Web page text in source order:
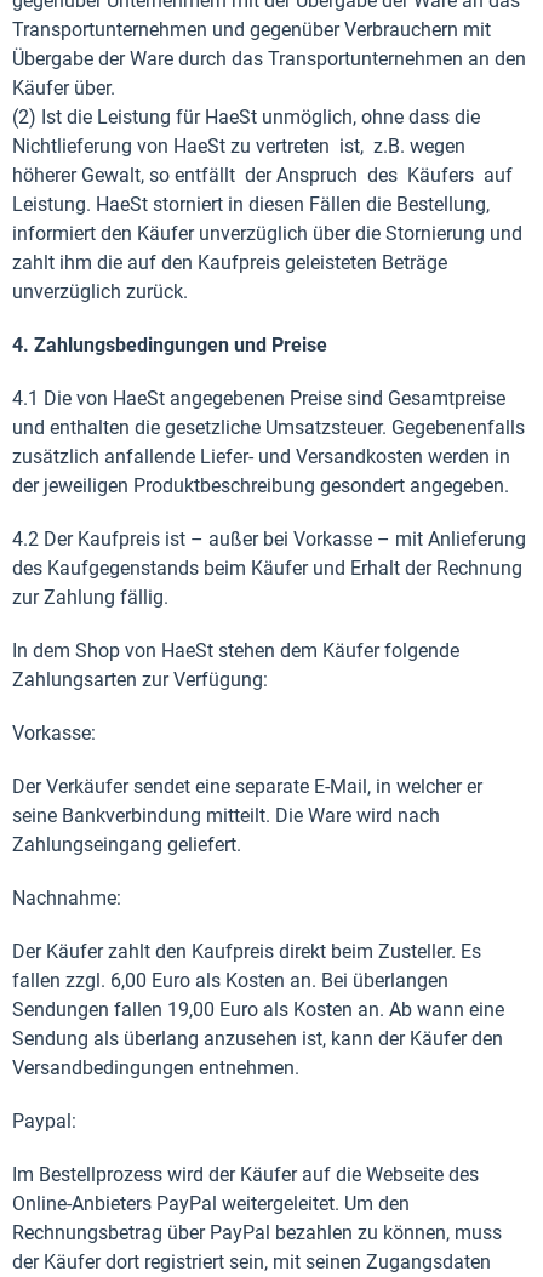
Transportunternehmen und gegenüber Verbrauchern mit
Übergabe der Ware durch das Transportunternehmen an den
Käufer über.
(2) Ist die Leistung für HaeSt unmöglich, ohne dass die
Nichtlieferung von HaeSt zu vertreten ist, z.B. wegen
höherer Gewalt, so entfällt der Anspruch des Käufers auf
Leistung. HaeSt storniert in diesen Fällen die Bestellung,
informiert den Käufer unverzüglich über die Stornierung und
zahlt ihm die auf den Kaufpreis geleisteten Beträge
unverzüglich zurück.
4. Zahlungsbedingungen und Preise
4.1 Die von HaeSt angegebenen Preise sind Gesamtpreise
und enthalten die gesetzliche Umsatzsteuer. Gegebenenfalls
zusätzlich anfallende Liefer- und Versandkosten werden in
der jeweiligen Produktbeschreibung gesondert angegeben.
4.2 Der Kaufpreis ist – außer bei Vorkasse – mit Anlieferung
des Kaufgegenstands beim Käufer und Erhalt der Rechnung
zur Zahlung fällig.
In dem Shop von HaeSt stehen dem Käufer folgende
Zahlungsarten zur Verfügung:
Vorkasse:
Der Verkäufer sendet eine separate E-Mail, in welcher er
seine Bankverbindung mitteilt. Die Ware wird nach
Zahlungseingang geliefert.
Nachnahme:
Der Käufer zahlt den Kaufpreis direkt beim Zusteller. Es
fallen zzgl. 6,00 Euro als Kosten an. Bei überlangen
Sendungen fallen 19,00 Euro als Kosten an. Ab wann eine
Sendung als überlang anzusehen ist, kann der Käufer den
Versandbedingungen entnehmen.
Paypal:
Im Bestellprozess wird der Käufer auf die Webseite des
Online-Anbieters PayPal weitergeleitet. Um den
Rechnungsbetrag über PayPal bezahlen zu können, muss
der Käufer dort registriert sein, mit seinen Zugangsdaten